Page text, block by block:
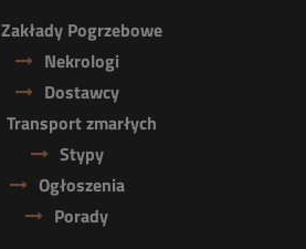
Zakłady Pogrzebowe
Nekrologi
Dostawcy
Transport zmarłych
Stypy
Ogłoszenia
Porady